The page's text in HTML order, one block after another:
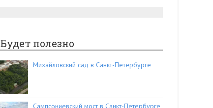
Будет полезно
Михайловский сад в Санкт-Петербурге
Сампсониевский мост в Санкт-Петербурге